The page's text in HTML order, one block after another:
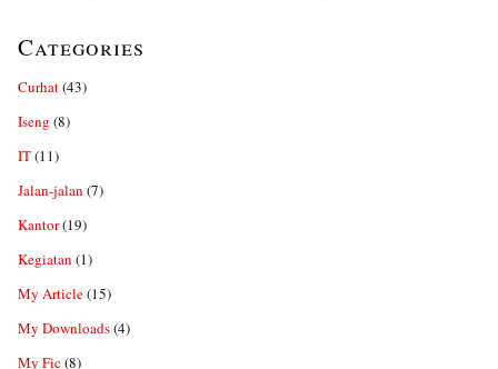
Categories
Curhat(43)
Iseng (8)
IT(11)
Jalan-jalan (7)
Kantor(19)
Kegiatan (1)
My Article(15)
My Downloads(4)
My Fic(8)